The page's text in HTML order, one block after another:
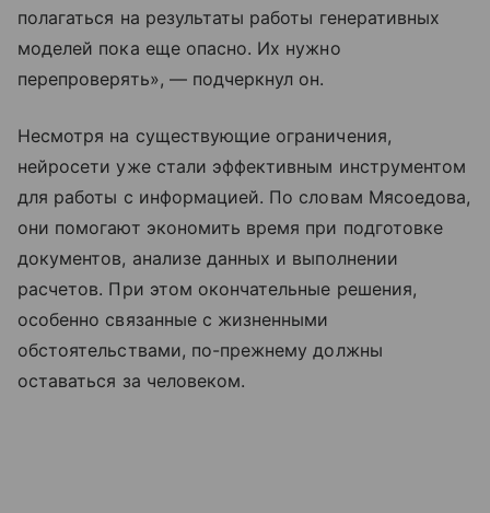
полагаться на результаты работы генеративных
моделей пока еще опасно. Их нужно
перепроверять», — подчеркнул он.
Несмотря на существующие ограничения,
нейросети уже стали эффективным инструментом
для работы с информацией. По словам Мясоедова,
они помогают экономить время при подготовке
документов, анализе данных и выполнении
расчетов. При этом окончательные решения,
особенно связанные с жизненными
обстоятельствами, по-прежнему должны
оставаться за человеком.